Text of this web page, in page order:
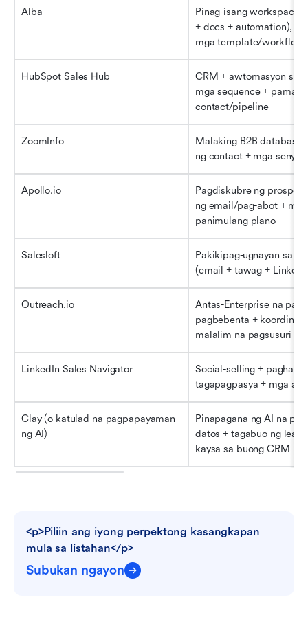
Alba
Pinag-isang workspace
+ docs + automation),
mga template/workflow
HubSpot Sales Hub
CRM + awtomasyon sa
mga sequence +
contact/pipeline
ZoomInfo
Malaking B2B database
ng contact + mga
Apollo.io
Pagdiskubre ng
ng email/pag-abot +
panimulang plano
Salesloft
Pakikipag-ugnayan sa
(email + tawag +
Outreach.io
Antas-Enterprise na
pagbebenta +
malalim na pagsusuri
LinkedIn Sales Navigator
Social-selling +
tagapagpasya + mga
Clay (o katulad na pagpapayaman
ng AI)
Pinapagana ng AI na
datos + tagabuo ng lead
kaysa sa buong CRM
<p>Piliin ang iyong perpektong kasangkapan
mula sa listahan</p>
Subukan ngayon